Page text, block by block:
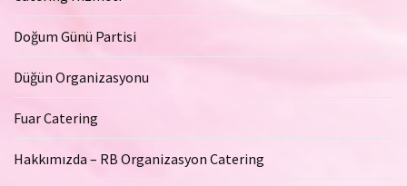
Doğum Günü Partisi
Düğün Organizasyonu
Fuar Catering
Hakkımızda – RB Organizasyon Catering